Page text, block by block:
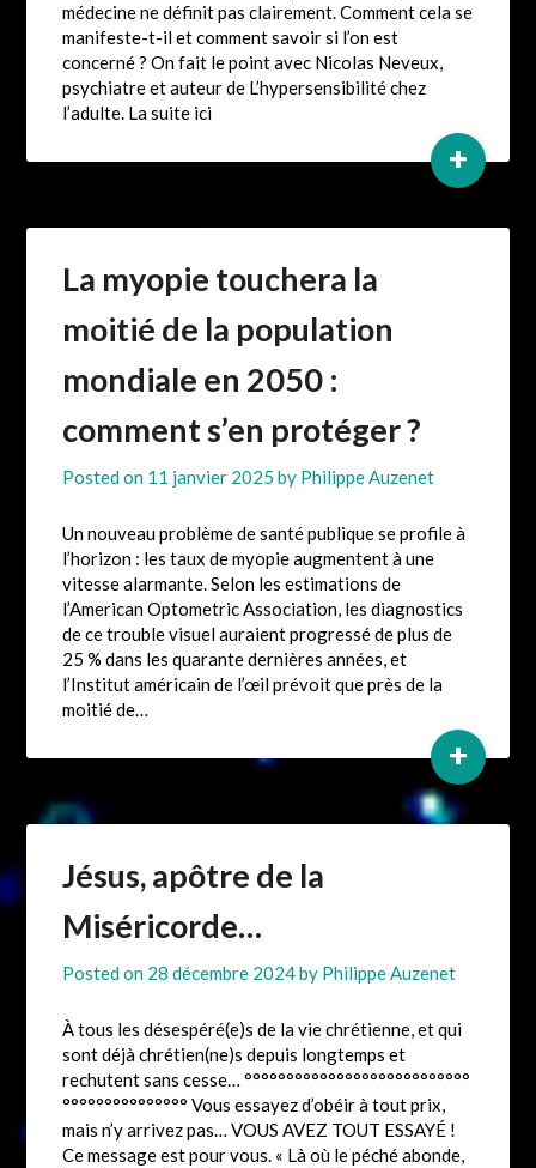
médecine ne définit pas clairement. Comment cela se
manifeste-t-il et comment savoir si l’on est
concerné ? On fait le point avec Nicolas Neveux,
psychiatre et auteur de L’hypersensibilité chez
l’adulte. La suite ici
+
La myopie touchera la
moitié de la population
mondiale en 2050 :
comment s’en protéger ?
Posted on 11 janvier 2025 by Philippe Auzenet
Un nouveau problème de santé publique se profile à
l’horizon : les taux de myopie augmentent à une
vitesse alarmante. Selon les estimations de
l’American Optometric Association, les diagnostics
de ce trouble visuel auraient progressé de plus de
25 % dans les quarante dernières années, et
l’Institut américain de l’œil prévoit que près de la
moitié de…
+
Jésus, apôtre de la
Miséricorde…
Posted on 28 décembre 2024by Philippe Auzenet
À tous les désespéré(e)s de la vie chrétienne, et qui
sont déjà chrétien(ne)s depuis longtemps et
rechutent sans cesse… °°°°°°°°°°°°°°°°°°°°°°°°°°°
°°°°°°°°°°°°°°° Vous essayez d’obéir à tout prix,
mais n’y arrivez pas… VOUS AVEZ TOUT ESSAYÉ !
Ce message est pour vous. « Là où le péché abonde,